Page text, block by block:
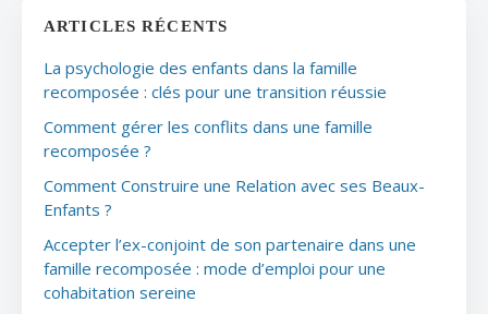
ARTICLES RÉCENTS
La psychologie des enfants dans la famille
recomposée : clés pour une transition réussie
Comment gérer les conflits dans une famille
recomposée ?
Comment Construire une Relation avec ses Beaux-
Enfants ?
Accepter l’ex-conjoint de son partenaire dans une
famille recomposée : mode d’emploi pour une
cohabitation sereine